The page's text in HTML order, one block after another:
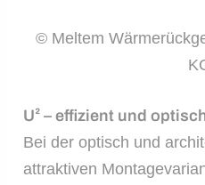
© Meltem
U² – effizient und
Bei der optisch und
attraktiven